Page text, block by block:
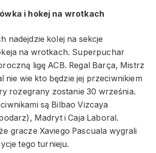
i hokej na wrotkach
nadejdzie kolej na sekcje
na wrotkach. Superpuchar
ligę ACB. Regal Barça, Mistrz
nie wie kto będzie jej przeciwnikiem
rozegrany zostanie 30 września.
są Bilbao Vizcaya
Madryt i Caja Laboral.
gracze Xaviego Pascuala wygrali
tego turnieju.